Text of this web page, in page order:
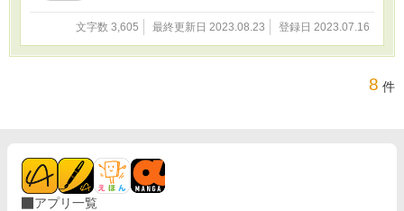
文字数 3,605 最終更新日 2023.08.23 登録日 2023.07.16
8 件
アプリ一覧